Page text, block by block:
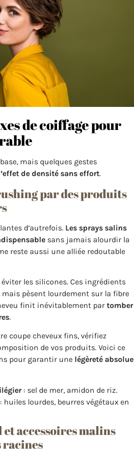
de coiffage pour
mais quelques gestes
de densité sans effort.
par des produits
d’autrefois. Les sprays salins
sans jamais alourdir la
reste aussi une alliée redoutable
les silicones. Ces ingrédients
pèsent lourdement sur la fibre
finit inévitablement par tomber
.
coupe cheveux fins, vérifiez
de vos produits. Voici ce
pour garantir une légèreté absolue
: sel de mer, amidon de riz.
huiles lourdes, beurres végétaux en
accessoires malins
racines